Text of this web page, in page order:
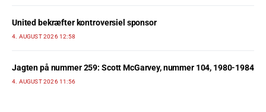
United bekræfter kontroversiel sponsor
4. AUGUST 2026 12:58
Jagten på nummer 259: Scott McGarvey, nummer 104, 1980-1984
4. AUGUST 2026 11:56